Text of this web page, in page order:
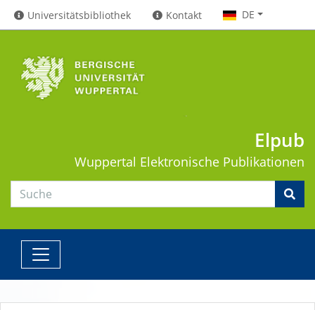
Universitätsbibliothek Kontakt DE
Elpub
Wuppertal Elektronische Publikationen